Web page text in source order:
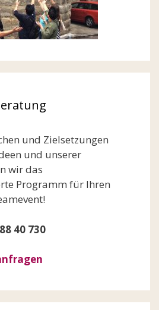
und Zielsetzungen
und unserer
wir das
Programm für Ihren
40 730